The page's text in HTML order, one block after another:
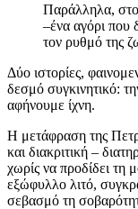
Παράλληλα, στο
–ένα αγόρι που
τον ρυθμό της
Δύο ιστορίες,
δεσμό συγκινητικό:
αφήνουμε ίχνη.
Η μετάφραση της
και διακριτική –
χωρίς να προδίδει τη
εξώφυλλο λιτό,
σεβασμό τη